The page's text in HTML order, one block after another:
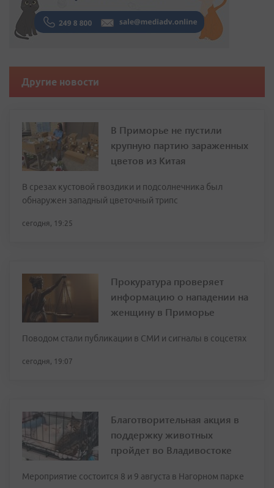
Другие новости
В Приморье не пустили
крупную партию зараженных
цветов из Китая
В срезах кустовой гвоздики и подсолнечника был
обнаружен западный цветочный трипс
сегодня, 19:25
Прокуратура проверяет
информацию о нападении на
женщину в Приморье
Поводом стали публикации в СМИ и сигналы в соцсетях
сегодня, 19:07
Благотворительная акция в
поддержку животных
пройдет во Владивостоке
Мероприятие состоится 8 и 9 августа в Нагорном парке